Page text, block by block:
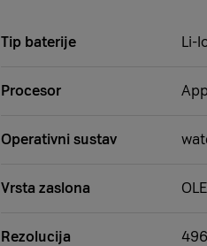
Tip baterije Li-
Procesor
Operativni sustav
Vrsta zaslona
Rezolucija